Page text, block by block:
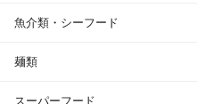
魚介類・シーフード
麺類
スーパーフード